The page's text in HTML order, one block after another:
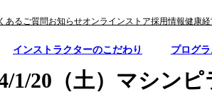
あるご質問お知らせオンラインストア採用情報健康
インストラクターのこだわり プログ
1/20（土）マシン